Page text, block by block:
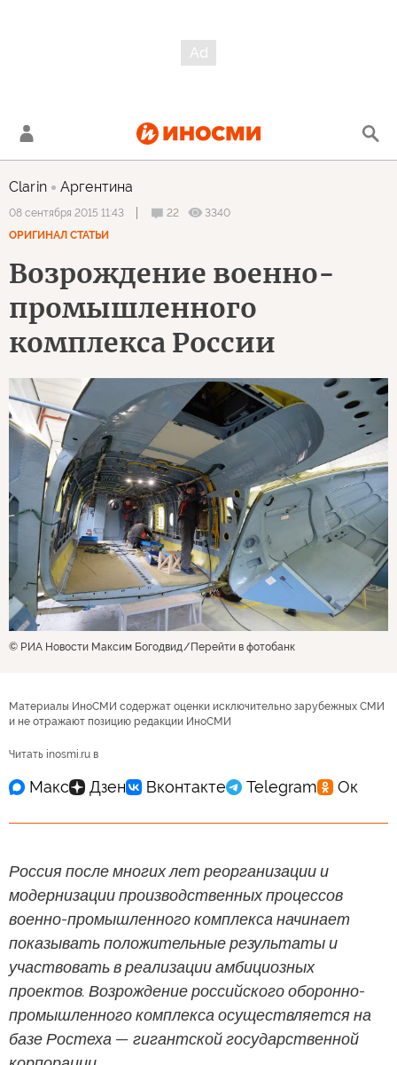
Clarin Аргентина
08 сентября 2015 11:43 22
3340
ОРИГИНАЛ СТАТЬИ
Возрождение военно-
промышленного
комплекса России
© РИА Новости Максим Богодвид Перейти в фотобанк
Материалы ИноСМИ содержат оценки исключительно зарубежных СМИ
и не отражают позицию редакции ИноСМИ
Читать inosmi.ru в
Россия после многих лет реорганизации и
модернизации производственных процессов
военно-промышленного комплекса начинает
показывать положительные результаты и
участвовать в реализации амбициозных
проектов. Возрождение российского оборонно-
промышленного комплекса осуществляется на
базе Ростеха — гигантской государственной